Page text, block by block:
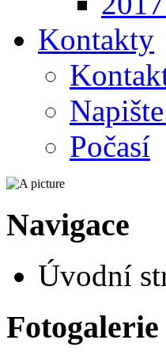
Kontakty
Počasí
Navigace
Úvodní
Fotogalerie